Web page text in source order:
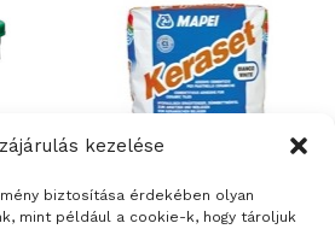
kezelése
biztosítása érdekében olyan
mint például a cookie-k, hogy tároljuk